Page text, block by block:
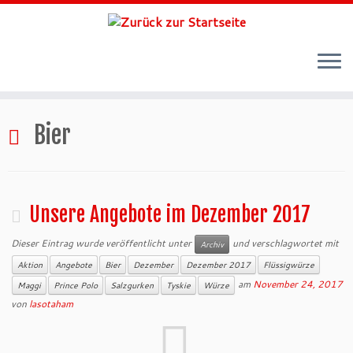
springenBier
Unsere Angebote im Dezember 2017
Dieser Eintrag wurde veröffentlicht unter Archiv und verschlagwortet mit
Aktion Angebote Bier Dezember Dezember 2017
Flüssigwürze
Maggi
Prince Polo Salzgurken Tyskie Würze am November 24, 2017
von lasotaham